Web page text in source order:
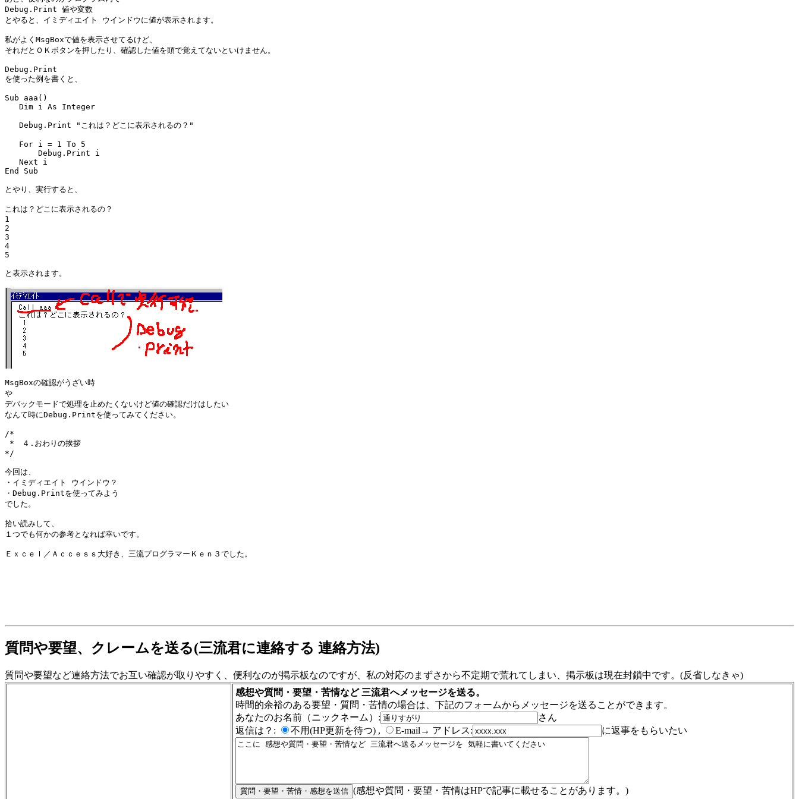
Debug.Print 値や変数
とやると、イミディエイト ウインドウに値が表示されます。
私がよくMsgBoxで値を表示させてるけど、
それだとＯＫボタンを押したり、確認した値を頭で覚えてないといけません。
Debug.Print
を使った例を書くと、
Sub aaa()
   Dim i As Integer
   Debug.Print "これは？どこに表示されるの？"
   For i = 1 To 5
       Debug.Print i
   Next i
End Sub
とやり、実行すると、
これは？どこに表示されるの？
1
2
3
4
5
と表示されます。
MsgBoxの確認がうざい時
や
デバックモードで処理を止めたくないけど値の確認だけはしたい
なんて時にDebug.Printを使ってみてください。
/*
*　４.おわりの挨拶
*/
今回は、
・イミディエイト ウインドウ？
・Debug.Printを使ってみよう
でした。
拾い読みして、
１つでも何かの参考となれば幸いです。
質問や要望、クレームを送る(三流君に連絡する 連絡方法)
質問や要望など連絡方法でお互い確認が取りやすく、便利なのが掲示板なのですが、私の対応のまずさから不定期で荒れてしまい、掲示板は現在封鎖中です。(反省しなきゃ)
感想や質問・要望・苦情など 三流君へメッセージを送る。
時間的余裕のある要望・質問・苦情の場合は、下記のフォームからメッセージを送ることができます。
あなたのお名前（ニックネーム）:
さん
返信は？:
不用(HP更新を待つ) , E-mail→ アドレス: に返事をもらいたい
(感想や質問・要望・苦情はHPで記事に載せることがあります。)